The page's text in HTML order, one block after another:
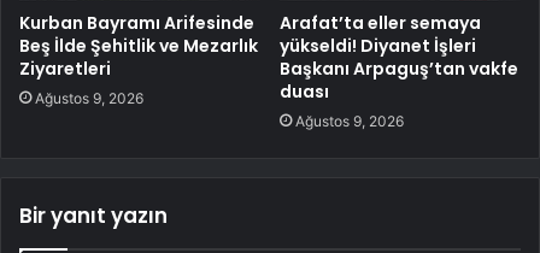
Kurban Bayramı Arifesinde
Beş İlde Şehitlik ve Mezarlık
Ziyaretleri
Ağustos 9, 2026
Arafat’ta eller semaya
yükseldi! Diyanet İşleri
Başkanı Arpaguş’tan vakfe
duası
Ağustos 9, 2026
Bir yanıt yazın